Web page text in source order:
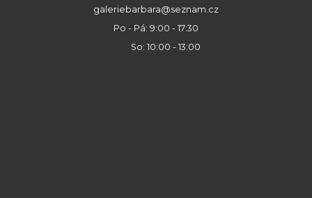
galeriebarbara@seznam.cz
Po - Pá: 9:00 - 17:30
So: 10:00 - 13:00